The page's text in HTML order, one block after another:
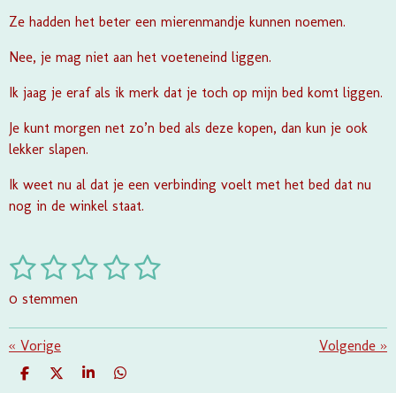
Ze hadden het beter een mierenmandje kunnen noemen.
Nee, je mag niet aan het voeteneind liggen.
Ik jaag je eraf als ik merk dat je toch op mijn bed komt liggen.
Je kunt morgen net zo’n bed als deze kopen, dan kun je ook
lekker slapen.
Ik weet nu al dat je een verbinding voelt met het bed dat nu
nog in de winkel staat.
R
t
i
n
1
s
t
e
2
s
t
e
r
3
s
t
4
t
5
t
S
m
0 stemmen
« Vorige Volgende »
D
D
S
D